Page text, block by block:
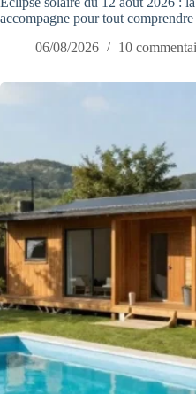
accompagne pour tout comprendre
06/08/2026
10